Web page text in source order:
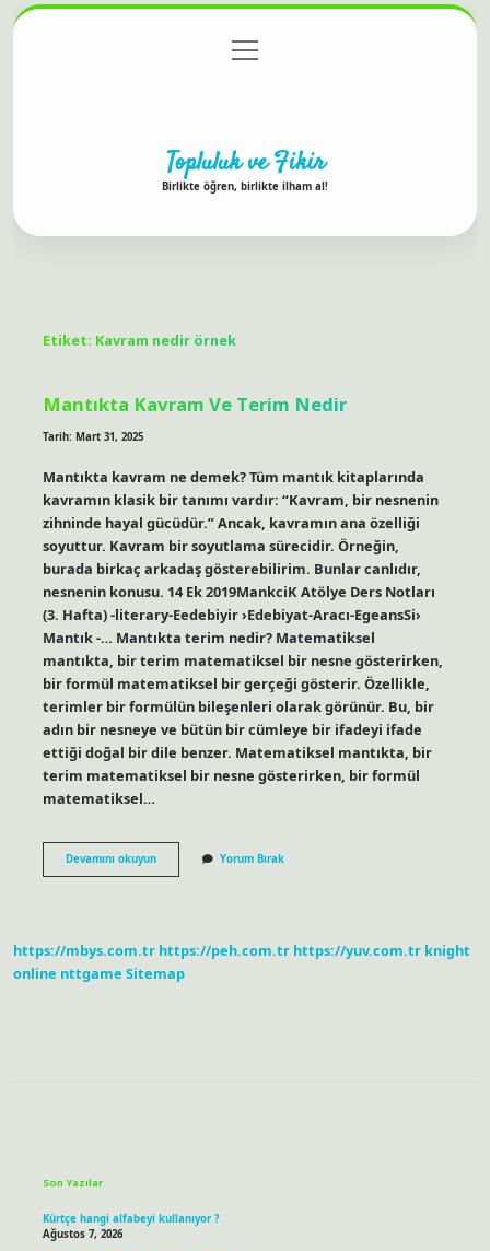
Gizlilik Politikası
menüyü
aç
Topluluk ve Fikir
Birlikte öğren, birlikte ilham al!
Etiket: Kavram nedir örnek
Mantıkta Kavram Ve Terim Nedir
Tarih: Mart 31, 2025
Mantıkta kavram ne demek? Tüm mantık kitaplarında
kavramın klasik bir tanımı vardır: “Kavram, bir nesnenin
zihninde hayal gücüdür.” Ancak, kavramın ana özelliği
soyuttur. Kavram bir soyutlama sürecidir. Örneğin,
burada birkaç arkadaş gösterebilirim. Bunlar canlıdır,
nesnenin konusu. 14 Ek 2019MankciK Atölye Ders Notları
(3. Hafta) -literary-Eedebiyir ›Edebiyat-Aracı-EgeansSi›
Mantık -… Mantıkta terim nedir? Matematiksel
mantıkta, bir terim matematiksel bir nesne gösterirken,
bir formül matematiksel bir gerçeği gösterir. Özellikle,
terimler bir formülün bileşenleri olarak görünür. Bu, bir
adın bir nesneye ve bütün bir cümleye bir ifadeyi ifade
ettiği doğal bir dile benzer. Matematiksel mantıkta, bir
terim matematiksel bir nesne gösterirken, bir formül
matematiksel…
Devamını okuyunMantıkta
Kavram
Yorum Bırak
https://mbys.com.tr https://peh.com.tr https://yuv.com.tr knight
online nttgame Sitemap
Son Yazılar
Kürtçe hangi alfabeyi kullanıyor ?
Ağustos 7, 2026